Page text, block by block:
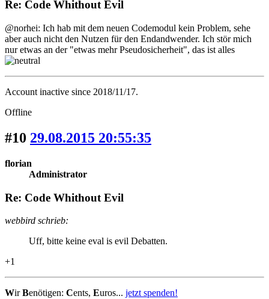
Re: Code Whithout Evil
@norhei: Ich hab mit dem neuen Codemodul kein Problem, sehe
aber auch nicht den Nutzen für den Endandwender. Ich stör mich
nur etwas an der "etwas mehr Pseudosicherheit", das ist alles
Account inactive since 2018/11/17.
Offline
#10 29.08.2015 20:55:35
florian
Administrator
Re: Code Whithout Evil
webbird schrieb:
Uff, bitte keine eval is evil Debatten.
+1
WirBenötigen: Cents, Euros... jetzt spenden!